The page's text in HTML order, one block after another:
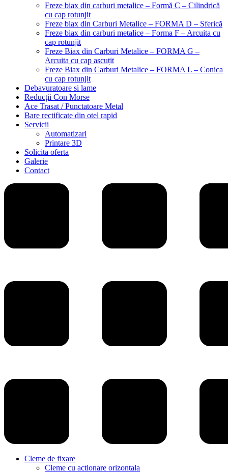
Freze biax din carburi metalice – Formă C – Cilindrică
cu cap rotunjit
Freze biax din Carburi Metalice – FORMA D – Sferică
Freze biax din carburi metalice – Forma F – Arcuita cu
cap rotunjit
Freze Biax din Carburi Metalice – FORMA G –
Arcuita cu cap ascuțit
Freze Biax din Carburi Metalice – FORMA L – Conica
cu cap rotunjit
Debavuratoare si lame
Reducții Con Morse
Ace Trasat / Punctatoare Metal
Bare rectificate din otel rapid
Servicii
Automatizari
Printare 3D
Solicita oferta
Galerie
Contact
Cleme de fixare
Cleme cu actionare orizontala